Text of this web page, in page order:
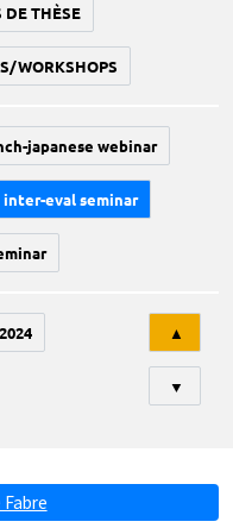
DE THÈSE
WORKSHOPS
japanese webinar
inter-eval seminar
2024 ▲
▼
Fabre